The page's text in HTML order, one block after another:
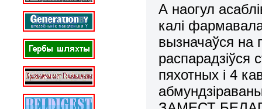
А наогул
калі
вызначаўся на
распарадзіўся
пяхотных і 4